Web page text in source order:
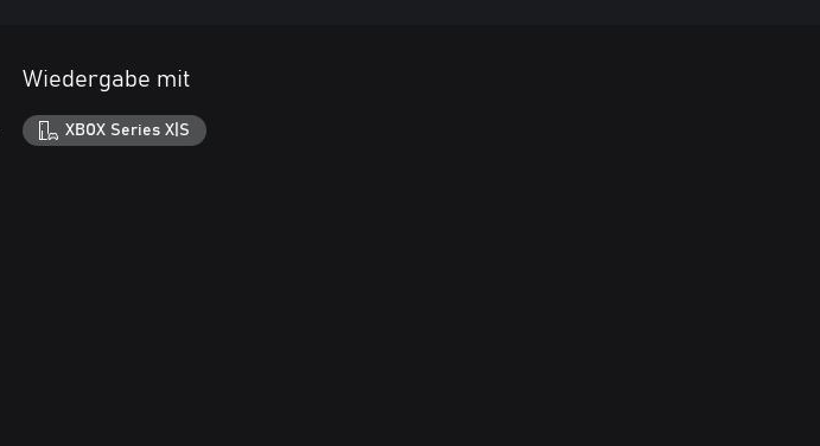
Wiedergabe mit
XBOX Series X|S